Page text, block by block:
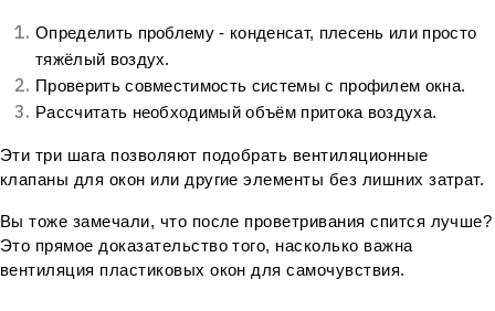
Определить проблему - конденсат, плесень или просто
тяжёлый воздух.
Проверить совместимость системы с профилем окна.
Рассчитать необходимый объём притока воздуха.
Эти три шага позволяют подобрать вентиляционные
клапаны для окон или другие элементы без лишних затрат.
Вы тоже замечали, что после проветривания спится лучше?
Это прямое доказательство того, насколько важна
вентиляция пластиковых окон для самочувствия.